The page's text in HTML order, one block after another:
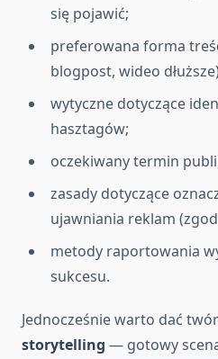
się pojawić;
preferowana forma
blogpost, wideo
wytyczne dotyczące
hasztagów;
oczekiwany termin
zasady dotyczące
ujawniania reklam
metody raportowania
sukcesu.
Jednocześnie warto dać
storytelling — gotowy